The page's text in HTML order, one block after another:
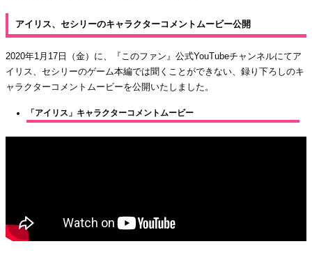
アイリス、セシリーのキャラクターコメントムービー公開
2020年1月17日（金）に、『このファン』公式YouTubeチャンネルにてア
イリス、セシリーのゲーム本編では聞くことができない、録り下ろしのキ
ャラクターコメントムービーを公開いたしました。
「アイリス」キャラクターコメントムービー